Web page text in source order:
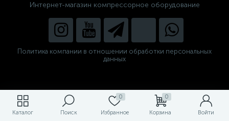
Каталог Поиск
0
Избранное
0
Корзина Войти
Интернет-магазин компрессорное оборудование
Политика компании в отношении обработки персональных
данных